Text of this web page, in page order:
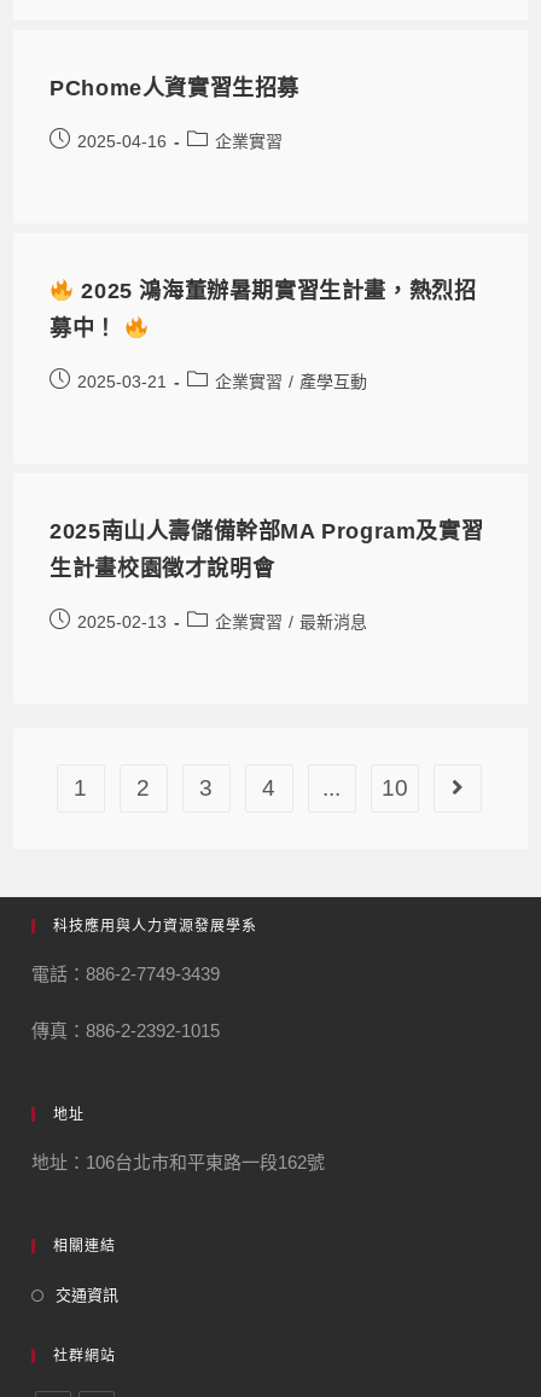
PChome人資實習生招募
2025-04-16 企業實習
2025 鴻海董辦暑期實習生計畫，熱烈招
募中！
2025-03-21 企業實習 / 產學互動
2025南山人壽儲備幹部MA Program及實習
生計畫校園徵才說明會
2025-02-13 企業實習 / 最新消息
1 2 3 4 ... 10
科技應用與人力資源發展學系
電話：886-2-7749-3439
傳真：886-2-2392-1015
地址
地址：106台北市和平東路一段162號
相關連結
交通資訊
社群網站